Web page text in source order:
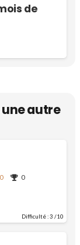
de
une autre
0
Difficulté :3 /10